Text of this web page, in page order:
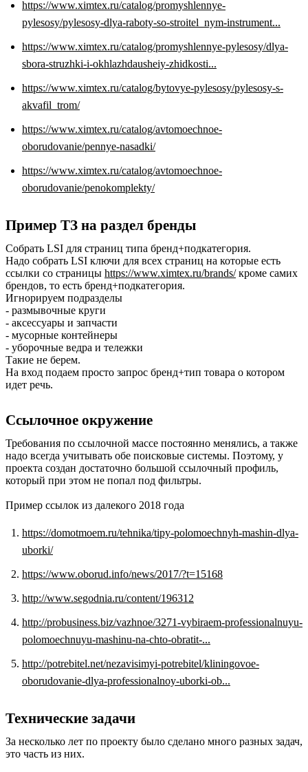
https://www.ximtex.ru/catalog/promyshlennye-
pylesosy/pylesosy-dlya-raboty-so-stroitel_nym-instrument...
https://www.ximtex.ru/catalog/promyshlennye-pylesosy/dlya-
sbora-struzhki-i-okhlazhdausheiy-zhidkosti...
https://www.ximtex.ru/catalog/bytovye-pylesosy/pylesosy-s-
akvafil_trom/
https://www.ximtex.ru/catalog/avtomoechnoe-
oborudovanie/pennye-nasadki/
https://www.ximtex.ru/catalog/avtomoechnoe-
oborudovanie/penokomplekty/
Пример ТЗ на раздел бренды
Собрать LSI для страниц типа бренд+подкатегория.
Надо собрать LSI ключи для всех страниц на которые есть
ссылки со страницы https://www.ximtex.ru/brands/кроме самих
брендов, то есть бренд+подкатегория.
Игнорируем подразделы
- размывочные круги
- аксессуары и запчасти
- мусорные контейнеры
- уборочные ведра и тележки
Такие не берем.
На вход подаем просто запрос бренд+тип товара о котором
идет речь.
Ссылочное окружение
Требования по ссылочной массе постоянно менялись, а также
надо всегда учитывать обе поисковые системы. Поэтому, у
проекта создан достаточно большой ссылочный профиль,
который при этом не попал под фильтры.
Пример ссылок из далекого 2018 года
https://domotmoem.ru/tehnika/tipy-polomoechnyh-mashin-dlya-
uborki/
https://www.oborud.info/news/2017/?t=15168
http://www.segodnia.ru/content/196312
http://probusiness.biz/vazhnoe/3271-vybiraem-professionalnuyu-
polomoechnuyu-mashinu-na-chto-obratit-...
http://potrebitel.net/nezavisimyi-potrebitel/kliningovoe-
oborudovanie-dlya-professionalnoy-uborki-ob...
Технические задачи
За несколько лет по проекту было сделано много разных задач,
это часть из них.